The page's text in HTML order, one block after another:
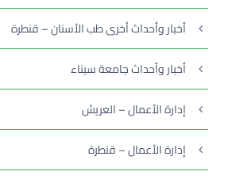
أخبار وأحداث أخرى طب الأسنان – قنطرة
أخبار وأحداث جامعة سيناء
إدارة الأعمال – العريش
إدارة الأعمال – قنطرة